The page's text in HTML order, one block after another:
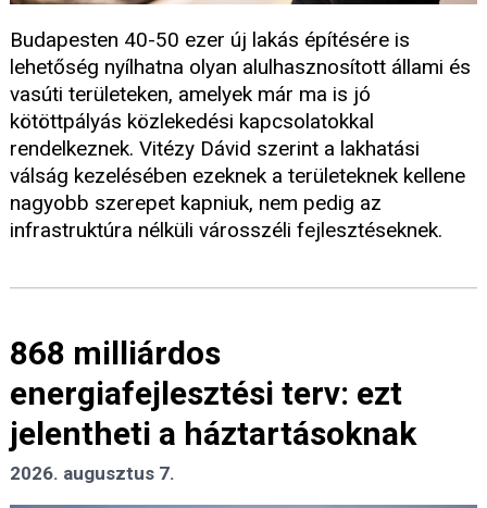
Budapesten 40-50 ezer új lakás építésére is
lehetőség nyílhatna olyan alulhasznosított állami és
vasúti területeken, amelyek már ma is jó
kötöttpályás közlekedési kapcsolatokkal
rendelkeznek. Vitézy Dávid szerint a lakhatási
válság kezelésében ezeknek a területeknek kellene
nagyobb szerepet kapniuk, nem pedig az
infrastruktúra nélküli városszéli fejlesztéseknek.
868 milliárdos
energiafejlesztési terv: ezt
jelentheti a háztartásoknak
2026. augusztus 7.